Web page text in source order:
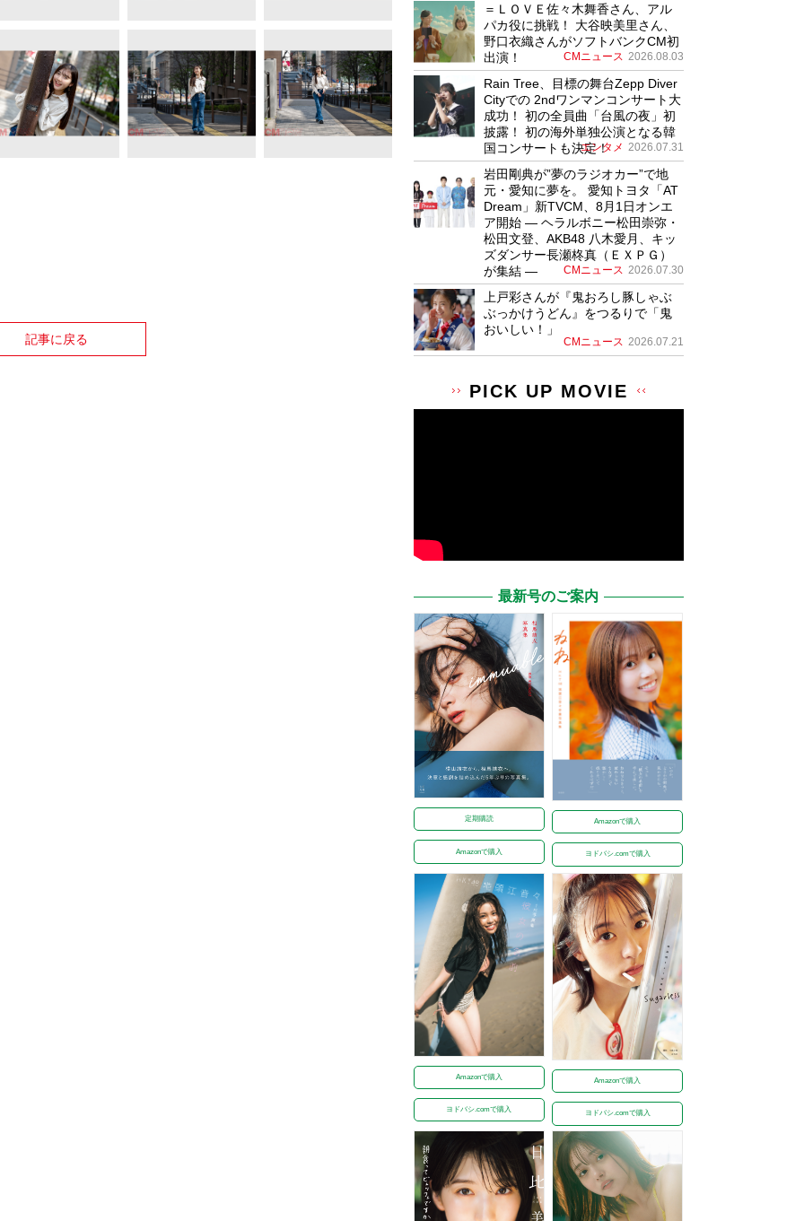
記事に戻る
＝ＬＯＶＥ佐々木舞香さん、アル
パカ役に挑戦！ 大谷映美里さん、
野口衣織さんがソフトバンクCM初
出演！
CMニュース 2026.08.03
Rain Tree、目標の舞台Zepp Diver
Cityでの 2ndワンマンコンサート大
成功！ 初の全員曲「台風の夜」初
披露！ 初の海外単独公演となる韓
国コンサートも決定！
エンタメ 2026.07.31
岩田剛典が”夢のラジオカー”で地
元・愛知に夢を。 愛知トヨタ「AT
Dream」新TVCM、8月1日オンエ
ア開始 ― ヘラルボニー松田崇弥・
松田文登、AKB48 八木愛月、キッ
ズダンサー長瀬柊真（ＥＸＰＧ）
が集結 ―
CMニュース 2026.07.30
上戸彩さんが『鬼おろし豚しゃぶ
ぶっかけうどん』をつるりで「鬼
おいしい！」
CMニュース 2026.07.21
PICK UP MOVIE
最新号のご案内
定期購読
Amazonで購入
Amazonで購入
ヨドバシ.comで購入
Amazonで購入
ヨドバシ.comで購入
Amazonで購入
ヨドバシ.comで購入